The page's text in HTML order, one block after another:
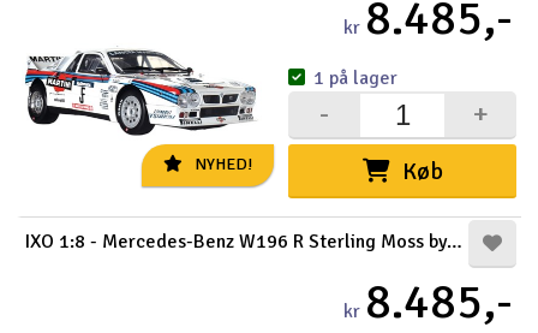
Outlet
Radio udstyr
Raketter
Scooter & elkøretøj
NYHED!
kr 8.485,-
Køb
+
-
1 på lager
IXO 1:8 - Mercedes-Benz W196 R Sterling Moss bygge
kr 8.485,-